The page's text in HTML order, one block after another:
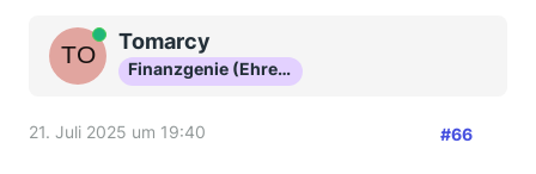
OnlineTomarcy
Finanzgenie (Ehrenmitglied)
21. Juli 2025 um 19:40 #66